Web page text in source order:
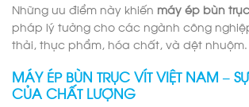
Những ưu điểm này khiến máy ép bùn
pháp lý tưởng cho các ngành công
thải, thực phẩm, hóa chất, và dệt nhuộm.
MÁY ÉP BÙN TRỤC VÍT VIỆT NAM –
CỦA CHẤT LƯỢNG